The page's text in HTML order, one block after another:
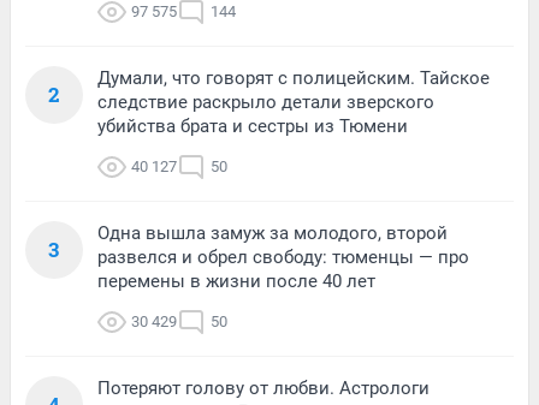
97 575 144
2
Думали, что говорят с полицейским. Тайское
следствие раскрыло детали зверского
убийства брата и сестры из Тюмени
40 127 50
3
Одна вышла замуж за молодого, второй
развелся и обрел свободу: тюменцы — про
перемены в жизни после 40 лет
30 429 50
Потеряют голову от любви. Астрологи